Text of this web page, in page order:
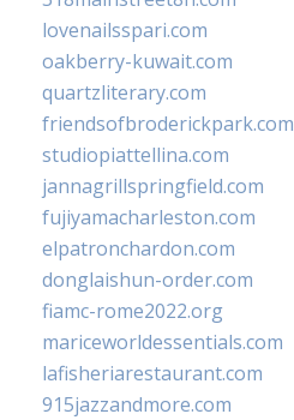
lovenailsspari.com
oakberry-kuwait.com
quartzliterary.com
friendsofbroderickpark.com
studiopiattellina.com
jannagrillspringfield.com
fujiyamacharleston.com
elpatronchardon.com
donglaishun-order.com
fiamc-rome2022.org
mariceworldessentials.com
lafisheriarestaurant.com
915jazzandmore.com